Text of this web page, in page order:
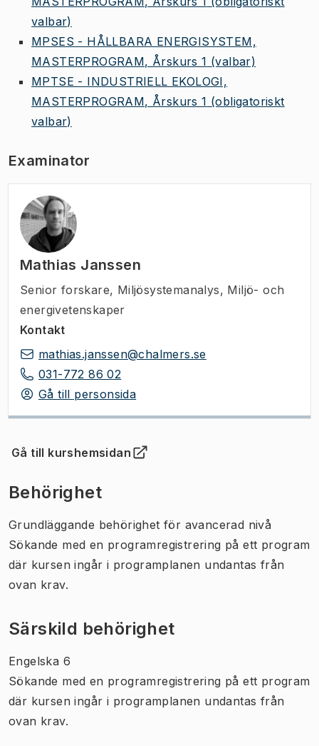
valbar)
MPSES - HÅLLBARA ENERGISYSTEM,
MASTERPROGRAM, Årskurs 1 (valbar)
MPTSE - INDUSTRIELL EKOLOGI,
MASTERPROGRAM, Årskurs 1 (obligatoriskt
valbar)
Examinator
Mathias Janssen
Senior forskare, Miljösystemanalys, Miljö- och
energivetenskaper
Kontakt
mathias.janssen@chalmers.se
031-772 86 02
Gå till personsida
Gå till kurshemsidan
(Öppnas i ny flik)
Behörighet
Grundläggande behörighet för avancerad nivå
Sökande med en programregistrering på ett program
där kursen ingår i programplanen undantas från
ovan krav.
Särskild behörighet
Engelska 6
Sökande med en programregistrering på ett program
där kursen ingår i programplanen undantas från
ovan krav.